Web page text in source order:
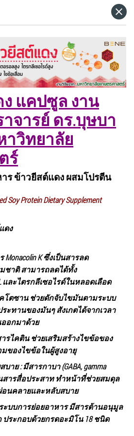
แคปซูล งาน
จารย์ ดร.บุษบา
าวิทยาลัย
ร์
ข้าวยีสต์แดง ผสมโปรตีน
Soy Protein Dietary Supplement
ดง
Monacolin K ซึ่งเป็นสารลด
ชาติ สามารถลดได้ทั้ง
และไตรกลีเซอไรด์ในหลอดเลือด
โตซาน ช่วยดักจับไขมันตามระบบ
ะทานของมันๆ สังเกตได้จากเวลา
อกมาด้วย
ารไคติน ช่วยเสริมสร้างไขข้อของ
มของไขข้อในผู้สูงอายุ
บาย: มีสารกาบา (GABA, gamma
ป็นสารสื่อประสาท ทำหน้าที่ช่วยสมดุล
อนคลายและหลับสบาย
ะบบการย่อยอาหาร มีสารต้านอนุมูล
ระกอบด้วยกรดอะมิโน 18 ชนิด
CATEGORIES
GO TO
VISIT WEBSITE